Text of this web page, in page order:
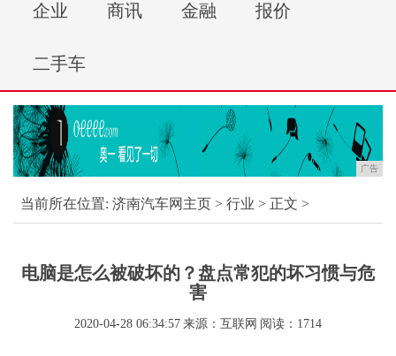
企业 商讯 金融 报价
二手车
广告
当前所在位置: 济南汽车网主页 > 行业 > 正文 >
电脑是怎么被破坏的？盘点常犯的坏习惯与危
害
2020-04-28 06:34:57 来源：互联网 阅读：1714